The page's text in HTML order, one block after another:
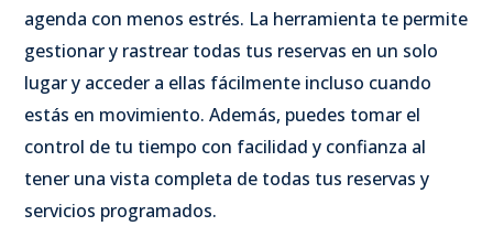
agenda con menos estrés. La herramienta te permite
gestionar y rastrear todas tus reservas en un solo
lugar y acceder a ellas fácilmente incluso cuando
estás en movimiento. Además, puedes tomar el
control de tu tiempo con facilidad y confianza al
tener una vista completa de todas tus reservas y
servicios programados.